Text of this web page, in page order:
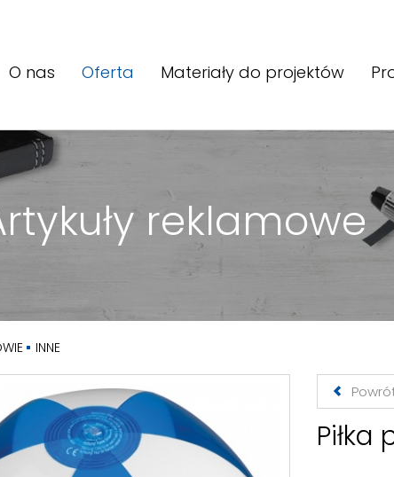
O nas Oferta Materiały do projektów
reklamowe
INNE
Piłka